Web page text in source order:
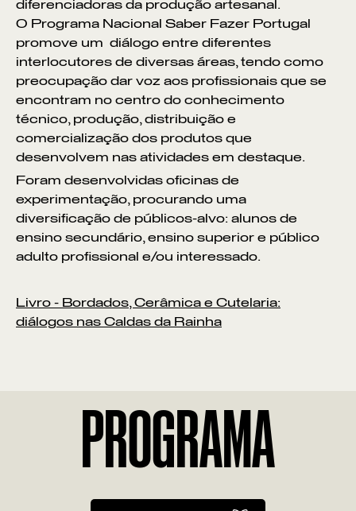
diferenciadoras da produção artesanal.
O Programa Nacional Saber Fazer Portugal
promove um diálogo entre diferentes
interlocutores de diversas áreas, tendo como
preocupação dar voz aos profissionais que se
encontram no centro do conhecimento
técnico, produção, distribuição e
comercialização dos produtos que
desenvolvem nas atividades em destaque.
Foram desenvolvidas oficinas de
experimentação, procurando uma
diversificação de públicos-alvo: alunos de
ensino secundário, ensino superior e público
adulto profissional e/ou interessado.
Livro - Bordados, Cerâmica e Cutelaria:
diálogos nas Caldas da Rainha
PROGRAMA